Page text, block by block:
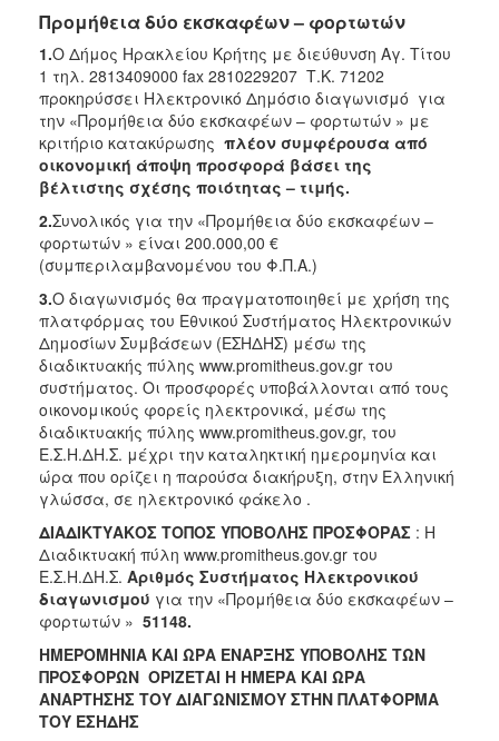
2023
2022
2021
2020
2019
2018
2017
2016
2015
2013
ΤΟΠΟΣ
ΠΟΛΙΤΙΣΜΟΣ
ΑΝΘΕΚΤΙΚΗ
ΠΟΛΗ
Προμήθεια δύο εκσκαφέων – φορτωτών
1.Ο Δήμος Ηρακλείου Κρήτης με διεύθυνση Αγ. Τίτου
1 τηλ. 2813409000 fax 2810229207 Τ.Κ. 71202
προκηρύσσει Ηλεκτρονικό Δημόσιο διαγωνισμό για
την «Προμήθεια δύο εκσκαφέων – φορτωτών » με
κριτήριο κατακύρωσης πλέον συμφέρουσα από
οικονομική άποψη προσφορά βάσει της
βέλτιστης σχέσης ποιότητας – τιμής.
2.Συνολικός για την «Προμήθεια δύο εκσκαφέων –
φορτωτών » είναι 200.000,00 €
(συμπεριλαμβανομένου του Φ.Π.Α.)
3.Ο διαγωνισμός θα πραγματοποιηθεί με χρήση της
πλατφόρμας του Εθνικού Συστήματος Ηλεκτρονικών
Δημοσίων Συμβάσεων (ΕΣΗΔΗΣ) μέσω της
διαδικτυακής πύλης www.promitheus.gov.gr του
συστήματος. Οι προσφορές υποβάλλονται από τους
οικονομικούς φορείς ηλεκτρονικά, μέσω της
διαδικτυακής πύλης www.promitheus.gov.gr, του
Ε.Σ.Η.ΔΗ.Σ. μέχρι την καταληκτική ημερομηνία και
ώρα που ορίζει η παρούσα διακήρυξη, στην Ελληνική
γλώσσα, σε ηλεκτρονικό φάκελο .
ΔΙΑΔΙΚΤΥΑΚΟΣ ΤΟΠΟΣ ΥΠΟΒΟΛΗΣ ΠΡΟΣΦΟΡΑΣ : Η
Διαδικτυακή πύλη www.promitheus.gov.gr του
Ε.Σ.Η.ΔΗ.Σ. Αριθμός Συστήματος Ηλεκτρονικού
διαγωνισμού για την «Προμήθεια δύο εκσκαφέων –
φορτωτών » 51148.
ΗΜΕΡΟΜΗΝΙΑ ΚΑΙ ΩΡΑ ΕΝΑΡΞΗΣ ΥΠΟΒΟΛΗΣ ΤΩΝ
ΠΡΟΣΦΟΡΩΝ ΟΡΙΖΕΤΑΙ Η ΗΜΕΡΑ ΚΑΙ ΩΡΑ
ΑΝΑΡΤΗΣΗΣ ΤΟΥ ΔΙΑΓΩΝΙΣΜΟΥ ΣΤΗΝ ΠΛΑΤΦΟΡΜΑ
ΤΟΥ ΕΣΗΔΗΣ